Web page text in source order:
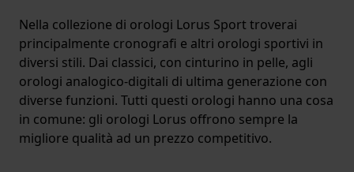
Nella collezione di orologi Lorus Sport troverai
principalmente cronografi e altri orologi sportivi in ​​
diversi stili. Dai classici, con cinturino in pelle, agli
orologi analogico-digitali di ultima generazione con
diverse funzioni. Tutti questi orologi hanno una cosa
in comune: gli orologi Lorus offrono sempre la
migliore qualità ad un prezzo competitivo.